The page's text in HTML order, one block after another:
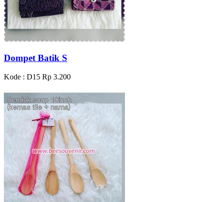
Dompet Batik S
Kode : D15 Rp 3.200